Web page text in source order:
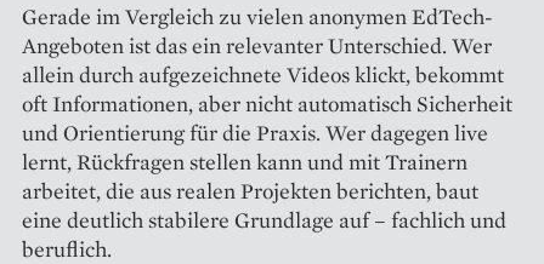
Gerade im Vergleich zu vielen anonymen EdTech-
Angeboten ist das ein relevanter Unterschied. Wer
allein durch aufgezeichnete Videos klickt, bekommt
oft Informationen, aber nicht automatisch Sicherheit
und Orientierung für die Praxis. Wer dagegen live
lernt, Rückfragen stellen kann und mit Trainern
arbeitet, die aus realen Projekten berichten, baut
eine deutlich stabilere Grundlage auf – fachlich und
beruflich.